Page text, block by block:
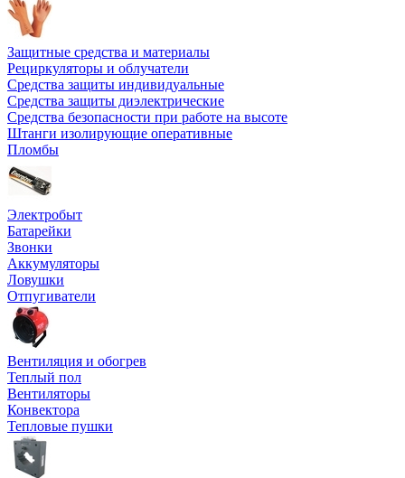
Защитные средства и материалы
Рециркуляторы и облучатели
Средства защиты индивидуальные
Средства защиты диэлектрические
Средства безопасности при работе на высоте
Штанги изолирующие оперативные
Пломбы
Электробыт
Батарейки
Звонки
Аккумуляторы
Ловушки
Отпугиватели
Вентиляция и обогрев
Теплый пол
Вентиляторы
Конвектора
Тепловые пушки